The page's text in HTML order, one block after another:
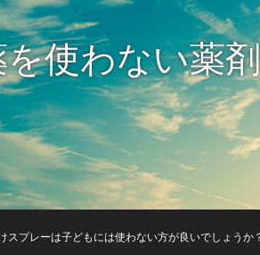
使わない薬
けスプレーは子どもには使わない方が良いでしょう